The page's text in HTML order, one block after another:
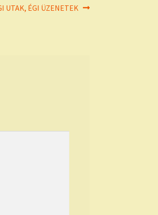
UTAK, ÉGI ÜZENETEK